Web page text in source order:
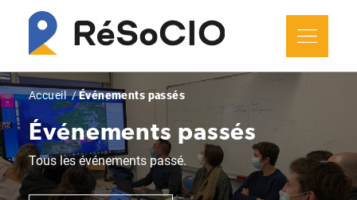
contenu
Fil
d'Ariane
Accueil Événements passés
Événements passés
Tous les événements passé.
Panneau de gestion des cookies